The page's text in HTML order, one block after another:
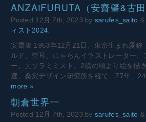
ANZAiFURUTA（安齋肇&古田
Posted 12月 7th, 2023 by sarufes_saito &
ィスト2024.
安齋肇 1953年12月21日、東京生まれ愛称
ルド、空耳、にゃらんイラストレーター、
ー。元ソラミミスト。2歳の頃より絵を描
選、桑沢デザイン研究所を経て、77年、
more »
朝倉世界一
Posted 12月 7th, 2023 by sarufes_saito &